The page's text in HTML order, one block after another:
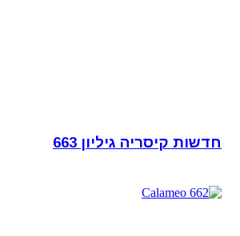
חדשות קיסריה גיליון 663